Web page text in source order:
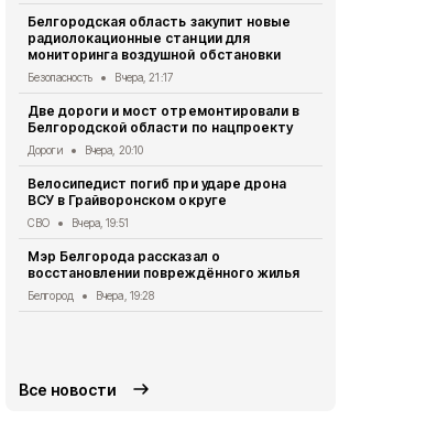
Белгородская область закупит новые
радиолокационные станции для
мониторинга воздушной обстановки
Безопасность Вчера, 21:17
Две дороги и мост отремонтировали в
Белгородской области по нацпроекту
Дороги Вчера, 20:10
Велосипедист погиб при ударе дрона
ВСУ в Грайворонском округе
СВО Вчера, 19:51
Мэр Белгорода рассказал о
восстановлении повреждённого жилья
Белгород Вчера, 19:28
Все новости